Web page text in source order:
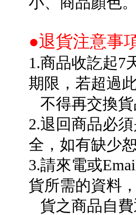
●退貨注意事
1.商品收訖起7
期限，若超過
不得再交換
2.退回商品必
全，如有缺少
3.請來電或
貨所需的資料
貨之商品自